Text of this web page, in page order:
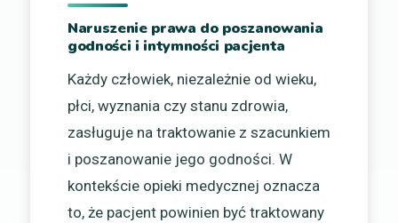
Naruszenie prawa do poszanowania
godności i intymności pacjenta
Każdy człowiek, niezależnie od wieku,
płci, wyznania czy stanu zdrowia,
zasługuje na traktowanie z szacunkiem
i poszanowanie jego godności. W
kontekście opieki medycznej oznacza
to, że pacjent powinien być traktowany